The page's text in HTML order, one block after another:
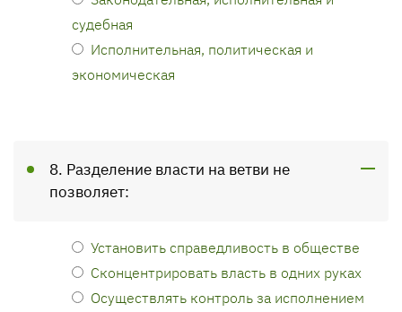
судебная
Исполнительная, политическая и
экономическая
8. Разделение власти на ветви не
позволяет:
Установить справедливость в обществе
Сконцентрировать власть в одних руках
Осуществлять контроль за исполнением